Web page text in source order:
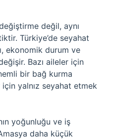
değil, aynı
Türkiye’de seyahat
ekonomik durum ve
Bazı aileler için
bir bağ kurma
yalnız seyahat etmek
yoğunluğu ve iş
daha küçük